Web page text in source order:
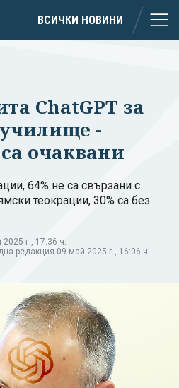
ВСИЧКИ НОВИНИ
ChatGPT за
-
очаквани
64% не са свързани с
теокрации, 30% са без
2025 г., 17:36 ч.
редакция 09 май 2025 г., 16:06 ч.